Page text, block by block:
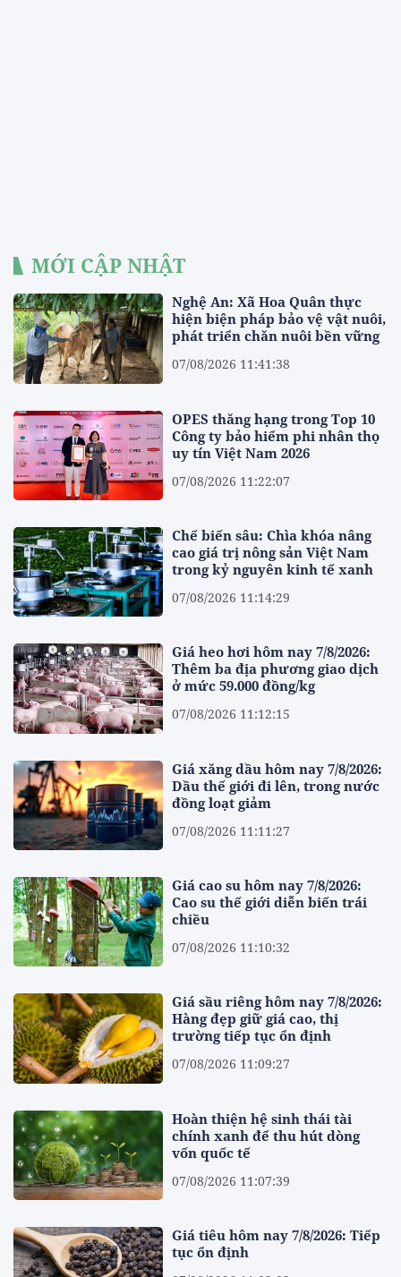
MỚI CẬP NHẬT
Nghệ An: Xã Hoa Quân thực
hiện biện pháp bảo vệ vật nuôi,
phát triển chăn nuôi bền vững
07/08/2026 11:41:38
OPES thăng hạng trong Top 10
Công ty bảo hiểm phi nhân thọ
uy tín Việt Nam 2026
07/08/2026 11:22:07
Chế biến sâu: Chìa khóa nâng
cao giá trị nông sản Việt Nam
trong kỷ nguyên kinh tế xanh
07/08/2026 11:14:29
Giá heo hơi hôm nay 7/8/2026:
Thêm ba địa phương giao dịch
ở mức 59.000 đồng/kg
07/08/2026 11:12:15
Giá xăng dầu hôm nay 7/8/2026:
Dầu thế giới đi lên, trong nước
đồng loạt giảm
07/08/2026 11:11:27
Giá cao su hôm nay 7/8/2026:
Cao su thế giới diễn biến trái
chiều
07/08/2026 11:10:32
Giá sầu riêng hôm nay 7/8/2026:
Hàng đẹp giữ giá cao, thị
trường tiếp tục ổn định
07/08/2026 11:09:27
Hoàn thiện hệ sinh thái tài
chính xanh để thu hút dòng
vốn quốc tế
07/08/2026 11:07:39
Giá tiêu hôm nay 7/8/2026: Tiếp
tục ổn định